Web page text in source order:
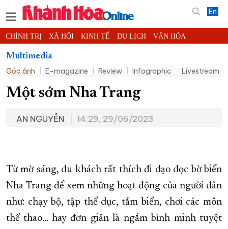
En
CHÍNH TRỊ XÃ HỘI KINH TẾ DU LỊCH VĂN HÓA
THỂ THAO ĐỜI SỐNG
KHOA HỌC - CÔNG NGHỆ PHÁP LUẬT BẠN ĐỌC PHÓNG SỰ
THẾ GIỚI MULTIMEDIA VIDEO ĐỌC BÁO ONLINE
QUY HOẠCH TỈNH KHÁNH HÒA
XÂY DỰNG NÔNG THÔN MỚI LỊCH CẮT ĐIỆN
TÀU - XE - MÁY BAY
KỶ NIỆM 370 NĂM XÂY DỰNG VÀ PHÁT TRIỂN TỈNH KHÁNH HÒA
Multimedia
Góc ảnh
E-magazine Review Infographic Livestream
Một sớm Nha Trang
AN NGUYỄN 14:29, 29/06/2023
Từ mờ sáng, du khách rất thích đi dạo dọc bờ biển
Nha Trang để xem những hoạt động của người dân
như: chạy bộ, tập thể dục, tắm biển, chơi các môn
thể thao… hay đơn giản là ngắm bình minh tuyệt